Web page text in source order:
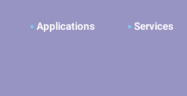
Applications Services